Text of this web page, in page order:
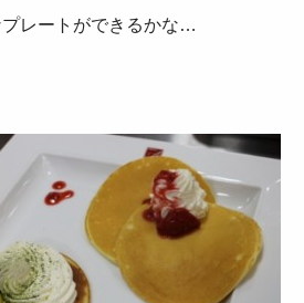
レートができるかな…